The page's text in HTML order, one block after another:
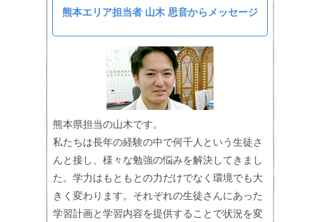
熊本エリア担当者 山木 思音からメッセージ
熊本県担当の山木です。
私たちは長年の経験の中で何千人という生徒さ
んと接し、様々な勉強の悩みを解決してきまし
た。学力はもともとの力だけでなく環境でも大
きく変わります。それぞれの生徒さんにあった
学習計画と学習内容を提供することで状況を変